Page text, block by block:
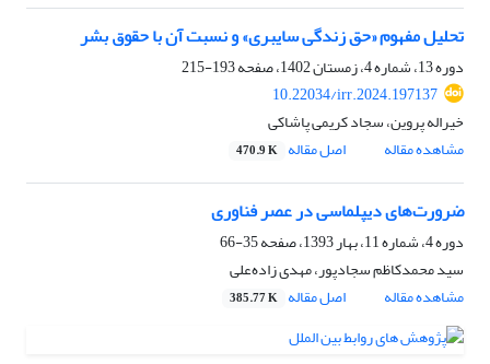
تحلیل مفهوم «حق زندگی سایبری» و نسبت آن با حقوق بشر
دوره 13، شماره 4، زمستان 1402، صفحه
193-215
10.22034/irr.2024.197137
خیراله پروین، سجاد کریمی پاشاکی
مشاهده مقاله
اصل مقاله 470.9 K
ضرورت‌های دیپلماسی در عصر فناوری
دوره 4، شماره 11، بهار 1393، صفحه
35-66
سید محمدکاظم سجادپور، مهدی زاده‌علی‌
مشاهده مقاله
اصل مقاله 385.77 K